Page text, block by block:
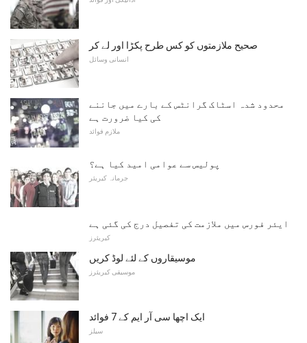
صحیح ملازمتوں کو کس طرح پکڑا اور لے کر
انسانی وسائل
محدود شدہ اسٹاک گرانٹس کے بارے میں جاننے
کی کیا ضرورت ہے
ملازم فوائد
پولیس سے عوامی امید کیا ہے؟
جرمانہ کیریئر
ایئر فورس میں ملازمت کی تفصیل درج کی گئی ہے
کیریئرز
موسیقاروں کے لئے لوڈ کریں
موسیقی کیریئرز
ایک اچھا سی آر ایم کے 7 فوائد
سیلز